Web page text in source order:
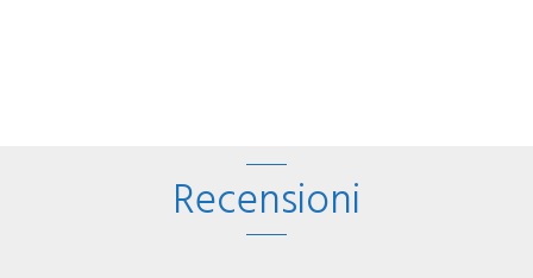
Recensioni